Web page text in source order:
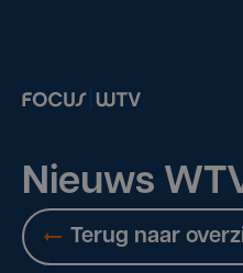
Nieuws
Terug naar